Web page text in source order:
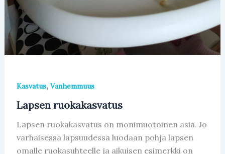
Kasvatus, Vanhemmuus
Lapsen ruokakasvatus
Lapsen ruokakasvatus on monimuotoinen asia. Jo
varhaisessa lapsuudessa luodaan pohja lapsen
omalle ruokasuhteelle ja aikuisen esimerkki on